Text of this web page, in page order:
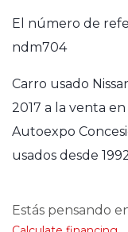
El número de
ndm704
Carro usado
2017 a la venta
Autoexpo
usados desde
Estás pensando